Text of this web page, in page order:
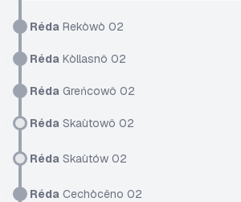
Réda Rekòwò 02
Réda Kòllasnô 02
Réda Greńcowô 02
Réda Skaùtowô 02
Réda Skaùtów 02
Réda Cechòcëno 02